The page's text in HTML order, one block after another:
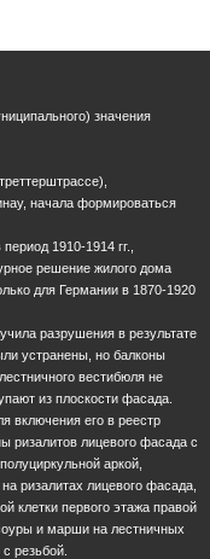
значения
начала формироваться
1910-1914 гг.,
решение жилого дома
для Германии в 1870-1920
разрушения в результате
устранены, но балконы
вестибюля не
из плоскости фасада.
включения его в реестр
ризалитов лицевого фасада с
аркой,
ризалитах лицевого фасада,
клетки первого этажа правой
и марши на лестничных
резьбой.